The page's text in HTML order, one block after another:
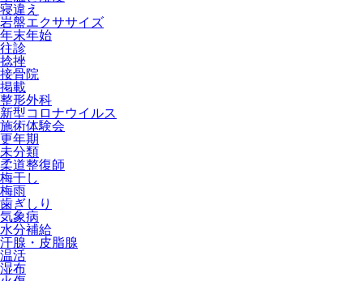
寝違え
岩盤エクササイズ
年末年始
往診
捻挫
接骨院
掲載
整形外科
新型コロナウイルス
施術体験会
更年期
未分類
柔道整復師
梅干し
梅雨
歯ぎしり
気象病
水分補給
汗腺・皮脂腺
温活
湿布